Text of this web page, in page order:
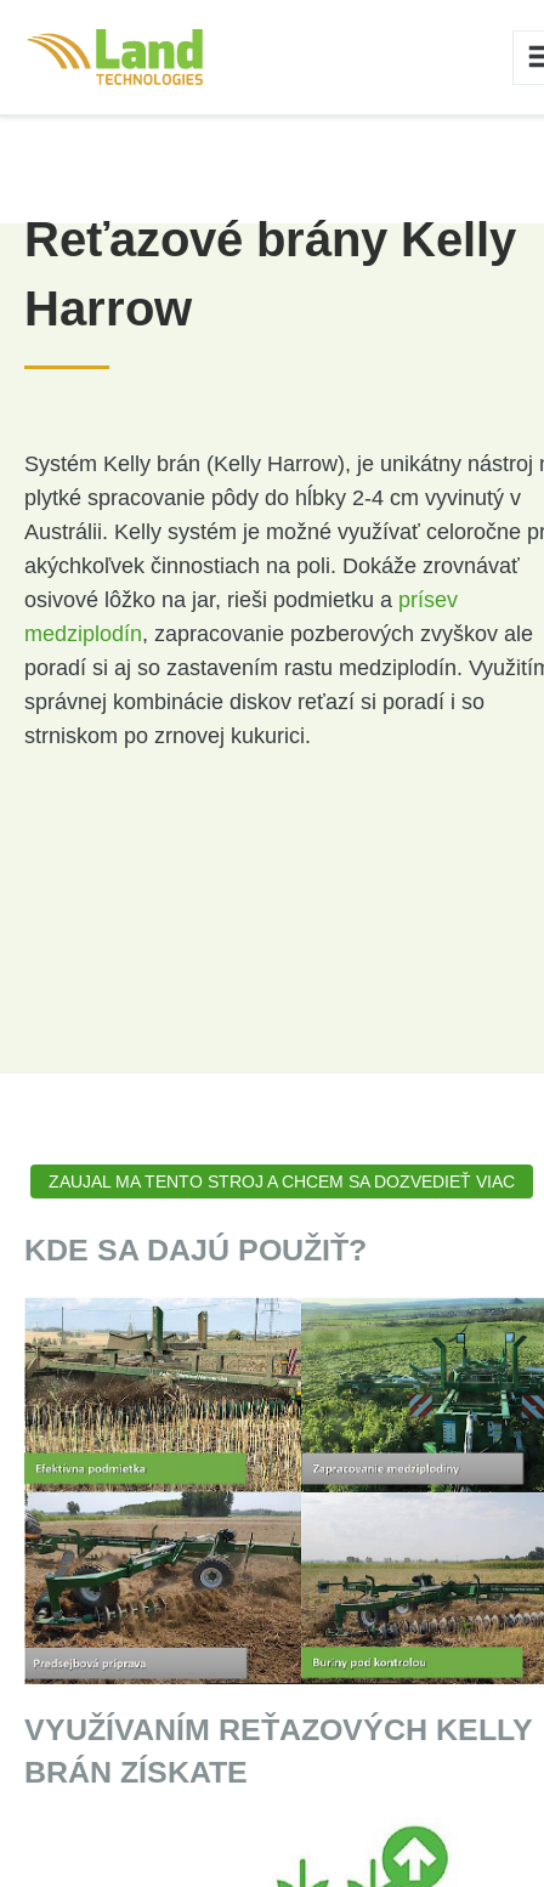
Reťazové brány Kelly
Harrow
Systém Kelly brán (Kelly Harrow), je unikátny nástroj
plytké spracovanie pôdy do hĺbky 2-4 cm vyvinutý v
Austrálii. Kelly systém je možné využívať celoročne
akýchkoľvek činnostiach na poli. Dokáže zrovnávať
osivové lôžko na jar, rieši podmietku a prísev
medziplodín, zapracovanie pozberových zvyškov ale
poradí si aj so zastavením rastu medziplodín.
správnej kombinácie diskov reťazí si poradí i so
strniskom po zrnovej kukurici.
ZAUJAL MA TENTO STROJ A CHCEM SA DOZVEDIEŤ VIAC
KDE SA DAJÚ POUŽIŤ?
VYUŽÍVANÍM REŤAZOVÝCH KELLY
BRÁN ZÍSKATE